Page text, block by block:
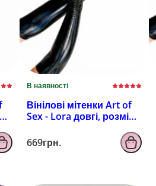
В наявності
Вінілові мітенки Art of
Sex - Lora довгі, розмір
ефектом голограми
669грн.